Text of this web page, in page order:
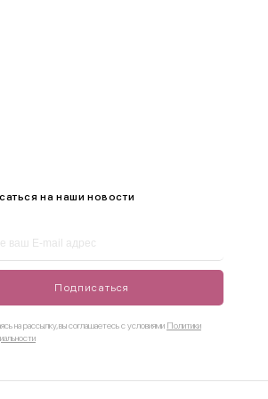
на наши новости
Подписаться
на рассылку, вы соглашаетесь с условиями Политики